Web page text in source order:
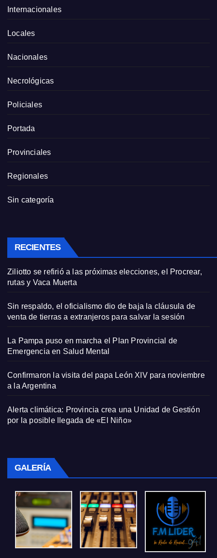
Internacionales
Locales
Nacionales
Necrológicas
Policiales
Portada
Provinciales
Regionales
Sin categoría
RECIENTES
Ziliotto se refirió a las próximas elecciones, el Procrear,
rutas y Vaca Muerta
Sin respaldo, el oficialismo dio de baja la cláusula de
venta de tierras a extranjeros para salvar la sesión
La Pampa puso en marcha el Plan Provincial de
Emergencia en Salud Mental
Confirmaron la visita del papa León XIV para noviembre
a la Argentina
Alerta climática: Provincia crea una Unidad de Gestión
por la posible llegada de «El Niño»
GALERÍA